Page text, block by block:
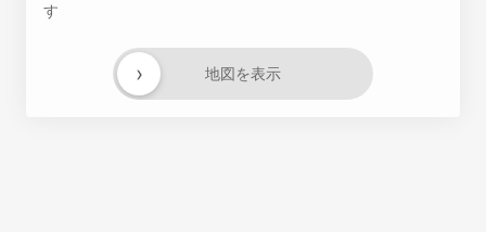
す
地図を表示
›